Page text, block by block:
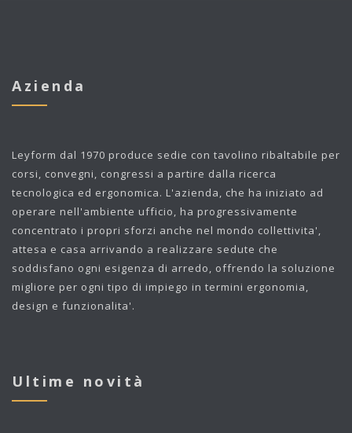
Azienda
Leyform dal 1970 produce sedie con tavolino ribaltabile per
corsi, convegni, congressi a partire dalla ricerca
tecnologica ed ergonomica. L'azienda, che ha iniziato ad
operare nell'ambiente ufficio, ha progressivamente
concentrato i propri sforzi anche nel mondo collettivita',
attesa e casa arrivando a realizzare sedute che
soddisfano ogni esigenza di arredo, offrendo la soluzione
migliore per ogni tipo di impiego in termini ergonomia,
design e funzionalita'.
Ultime novità